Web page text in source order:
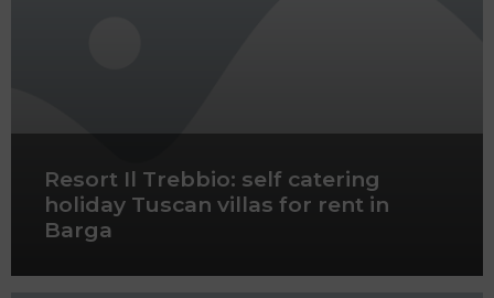
Resort Il Trebbio: self catering
holiday Tuscan villas for rent in
Barga